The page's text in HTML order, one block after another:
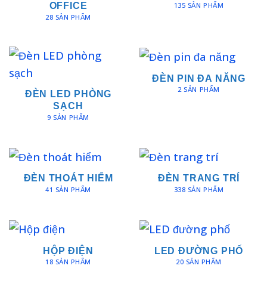
OFFICE
28 SẢN PHẨM
135 SẢN PHẨM
ĐÈN LED PHÒNG
SẠCH
9 SẢN PHẨM
ĐÈN PIN ĐA NĂNG
2 SẢN PHẨM
ĐÈN THOÁT HIỂM
41 SẢN PHẨM
ĐÈN TRANG TRÍ
338 SẢN PHẨM
HỘP ĐIỆN
18 SẢN PHẨM
LED ĐƯỜNG PHỐ
20 SẢN PHẨM